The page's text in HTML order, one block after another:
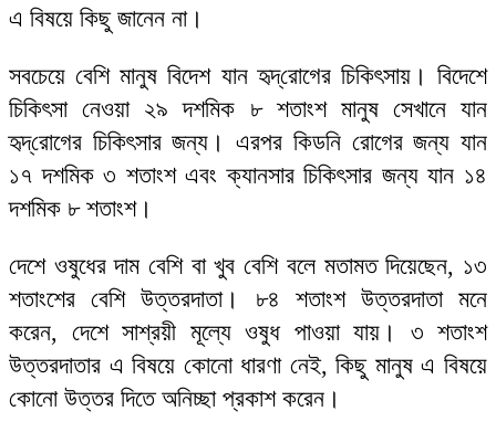
এ বিষয়ে কিছু জানেন না।
সবচেয়ে বেশি মানুষ বিদেশ যান হৃদ্‌রোগের চিকিৎসায়। বিদেশে
চিকিৎসা নেওয়া ২৯ দশমিক ৮ শতাংশ মানুষ সেখানে যান
হৃদ্‌রোগের চিকিৎসার জন্য। এরপর কিডনি রোগের জন্য যান
১৭ দশমিক ৩ শতাংশ এবং ক্যানসার চিকিৎসার জন্য যান ১৪
দশমিক ৮ শতাংশ।
দেশে ওষুধের দাম বেশি বা খুব বেশি বলে মতামত দিয়েছেন, ১৩
শতাংশের বেশি উত্তরদাতা। ৮৪ শতাংশ উত্তরদাতা মনে
করেন, দেশে সাশ্রয়ী মূল্যে ওষুধ পাওয়া যায়। ৩ শতাংশ
উত্তরদাতার এ বিষয়ে কোনো ধারণা নেই, কিছু মানুষ এ বিষয়ে
কোনো উত্তর দিতে অনিচ্ছা প্রকাশ করেন।